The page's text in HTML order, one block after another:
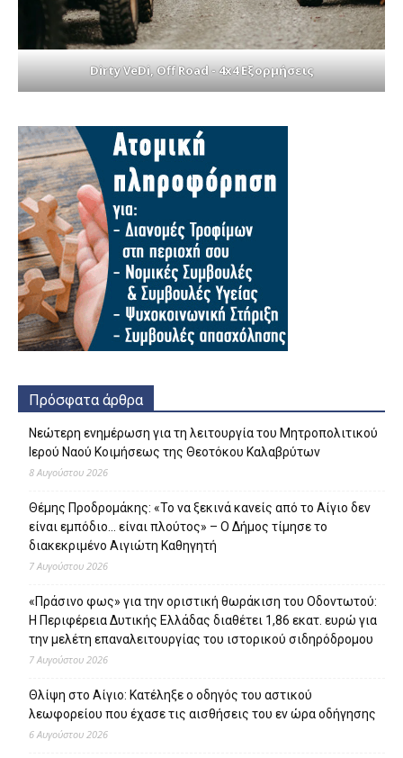
Dirty VeDi, Off Road - 4x4 Εξορμήσεις
Πρόσφατα άρθρα
Νεώτερη ενημέρωση για τη λειτουργία του Μητροπολιτικού
Ιερού Ναού Κοιμήσεως της Θεοτόκου Καλαβρύτων
8 Αυγούστου 2026
Θέμης Προδρομάκης: «Το να ξεκινά κανείς από το Αίγιο δεν
είναι εμπόδιο… είναι πλούτος» – O Δήμος τίμησε το
διακεκριμένο Αιγιώτη Καθηγητή
7 Αυγούστου 2026
«Πράσινο φως» για την οριστική θωράκιση του Οδοντωτού:
Η Περιφέρεια Δυτικής Ελλάδας διαθέτει 1,86 εκατ. ευρώ για
την μελέτη επαναλειτουργίας του ιστορικού σιδηρόδρομου
7 Αυγούστου 2026
Θλίψη στο Αίγιο: Κατέληξε ο οδηγός του αστικού
λεωφορείου που έχασε τις αισθήσεις του εν ώρα οδήγησης
6 Αυγούστου 2026